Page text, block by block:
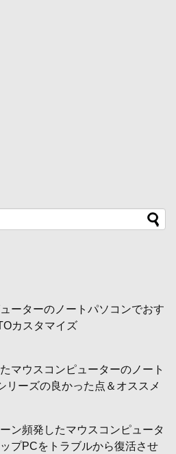
ーターのノートパソコンでおす
カスタマイズ
マウスコンピューターのノート
リーズの良かった点＆オススメ
ン頻発したマウスコンピュータ
プPCをトラブルから復活させ